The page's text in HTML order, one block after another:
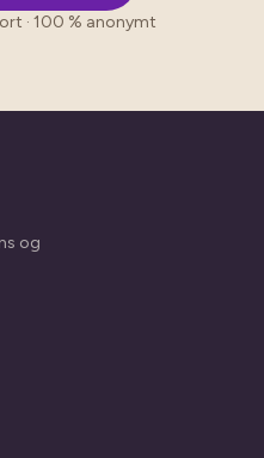
· 100 % anonymt
og